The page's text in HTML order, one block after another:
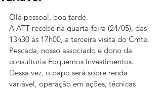
Olá pessoal, boa tarde.
A ATT recebe na quarta-feira (24/05), das
13h30 às 17h00, a terceira visita do Cmte.
Pescada, nosso associado e dono da
consultoria Foquemos Investimentos.
Dessa vez, o papo será sobre renda
variável, operação em ações, técnicas